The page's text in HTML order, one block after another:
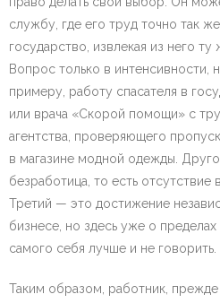
службу, где его труд точно так
государство, извлекая из него
Вопрос только в интенсивности,
примеру, работу спасателя в
или врача «Скорой помощи» с
агентства, проверяющего
в магазине модной одежды.
безработица, то есть отсутствие
Третий — это достижение
бизнесе, но здесь уже о
самого себя лучше и не говорить.
Таким образом, работник, прежде